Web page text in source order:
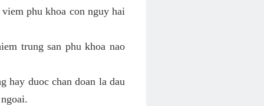
phu khoa con nguy hai
trung san phu khoa nao
hay duoc chan doan la dau